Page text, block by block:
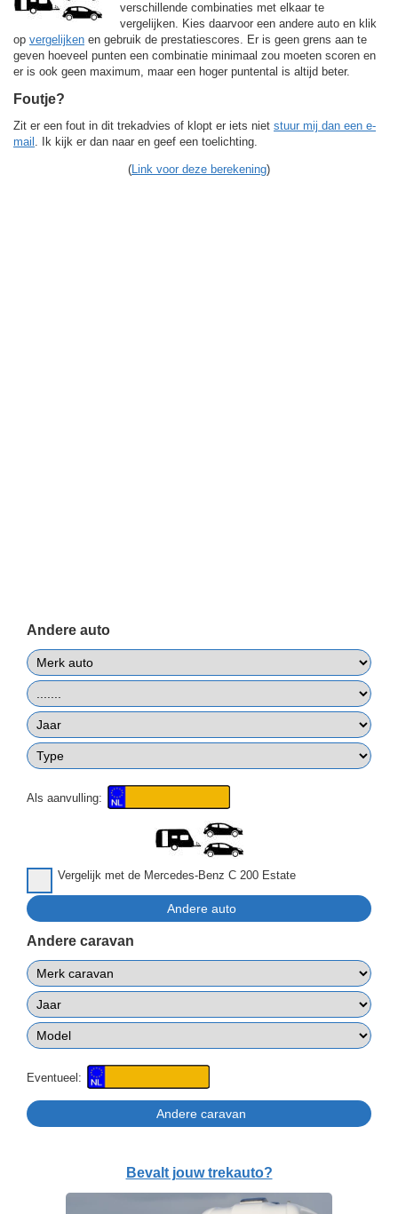
verschillende combinaties met elkaar te
vergelijken. Kies daarvoor een andere auto en klik
op vergelijken en gebruik de prestatiescores. Er is geen grens aan te
geven hoeveel punten een combinatie minimaal zou moeten scoren en
er is ook geen maximum, maar een hoger puntental is altijd beter.
Foutje?
Zit er een fout in dit trekadvies of klopt er iets niet stuur mij dan een e-
mail
. Ik kijk er dan naar en geef een toelichting.
( Link voor deze berekening)
Andere auto
Als aanvulling:
Vergelijk met de Mercedes-Benz C 200 Estate
Andere caravan
Eventueel:
Bevalt jouw trekauto?